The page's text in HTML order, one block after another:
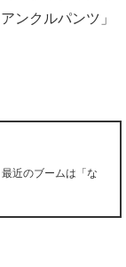
ンクルパンツ」
近のブームは「な